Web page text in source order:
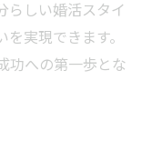
らしい婚活スタイ
実現できます。
功への第一歩とな